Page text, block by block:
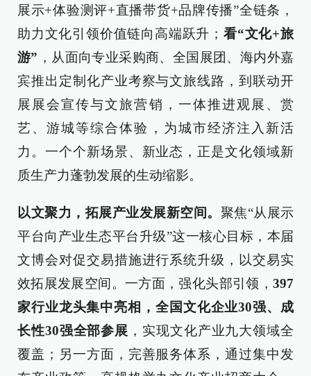
展示+体验测评+直播带货+品牌传播”全链条，
助力文化引领价值链向高端跃升； 看“文化+旅
游” ，从面向专业采购商、全国展团、海内外嘉
宾推出定制化产业考察与文旅线路，到联动开
展展会宣传与文旅营销，一体推进观展、赏
艺、游城等综合体验，为城市经济注入新活
力。一个个新场景、新业态，正是文化领域新
质生产力蓬勃发展的生动缩影。
以文聚力，拓展产业发展新空间。 聚焦“从展示
平台向产业生态平台升级”这一核心目标，本届
文博会对促交易措施进行系统升级，以交易实
效拓展发展空间。一方面，强化头部引领， 397
家行业龙头集中亮相，全国文化企业30强、成
长性30强全部参展 ，实现文化产业九大领域全
覆盖；另一方面，完善服务体系，通过集中发